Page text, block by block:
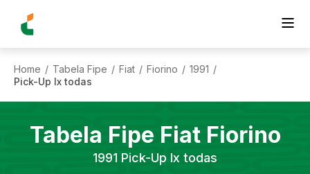
Home / Tabela Fipe / Fiat / Fiorino / 1991 /
Pick-Up lx todas
Tabela Fipe Fiat Fiorino
1991 Pick-Up lx todas